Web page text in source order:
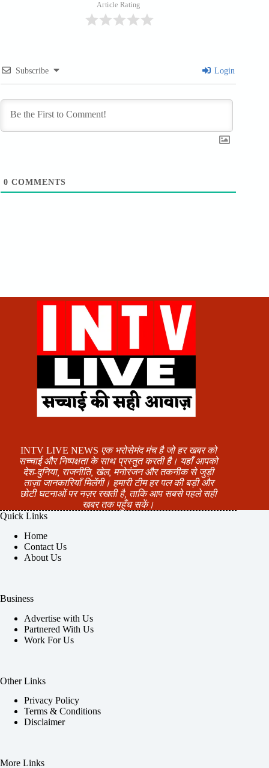
Article Rating
Subscribe Login
0 COMMENTS
INTV LIVE NEWS एक भरोसेमंद मंच है जो हर खबर को
सच्चाई और निष्पक्षता के साथ प्रस्तुत करती है। यहाँ आपको
देश-दुनिया, राजनीति, खेल, मनोरंजन और तकनीक से जुड़ी
ताज़ा जानकारियाँ मिलेंगी। हमारी टीम हर पल की बड़ी और
छोटी घटनाओं पर नज़र रखती है, ताकि आप सबसे पहले सही
खबर तक पहुँच सकें।
Quick Links
Home
Contact Us
About Us
Business
Advertise with Us
Partnered With Us
Work For Us
Other Links
Privacy Policy
Terms & Conditions
Disclaimer
More Links